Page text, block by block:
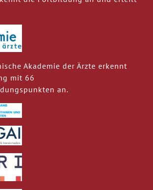
Akademie der Ärzte erkennt
mit 66
an.